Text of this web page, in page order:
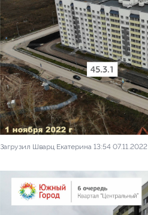
Загрузил Шварц Екатерина 13:54 07.11.2022